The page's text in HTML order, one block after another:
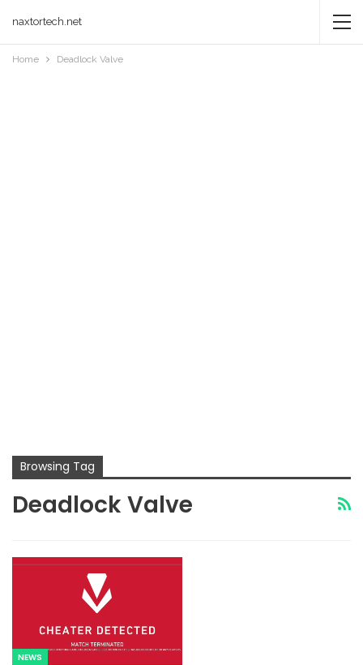
naxtortech.net
Home Deadlock Valve
Browsing Tag
Deadlock Valve
NEWS